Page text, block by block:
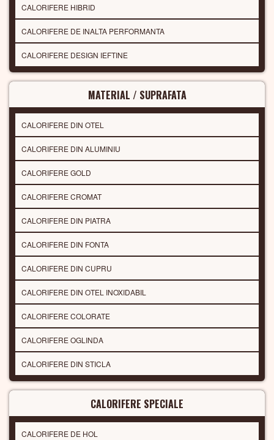
CALORIFERE HIBRID
CALORIFERE DE INALTA PERFORMANTA
CALORIFERE DESIGN IEFTINE
MATERIAL / SUPRAFATA
CALORIFERE DIN OTEL
CALORIFERE DIN ALUMINIU
CALORIFERE GOLD
CALORIFERE CROMAT
CALORIFERE DIN PIATRA
CALORIFERE DIN FONTA
CALORIFERE DIN CUPRU
CALORIFERE DIN OTEL INOXIDABIL
CALORIFERE COLORATE
CALORIFERE OGLINDA
CALORIFERE DIN STICLA
CALORIFERE SPECIALE
CALORIFERE DE HOL